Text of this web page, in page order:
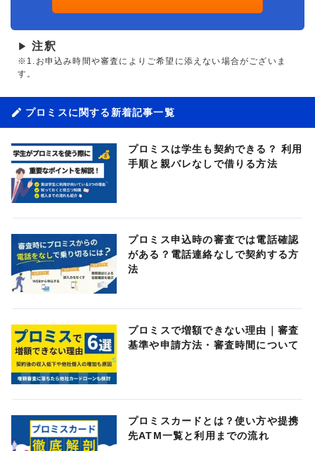
▶ 注釈
※1.お申込み時間や審査によりご希望に添えない場合がございま
す。
プロミスに関する新着記事一覧
プロミスは学生も契約できる？ 利用
手順と親バレなしで借りる方法
プロミス申込時の審査では電話確認
がある？電話連絡なしで契約する方
法
プロミスで増額できない理由｜審査
基準や申請方法・審査時間について
プロミスカードとは？使い方や提携
先ATM一覧と利用までの流れ